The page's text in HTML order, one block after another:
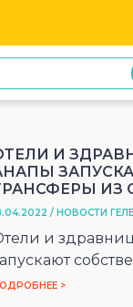
И
ИЗ
/ НОВОСТИ
и
>